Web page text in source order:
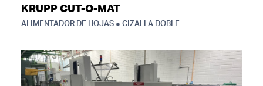
KRUPP CUT-O-MAT
ALIMENTADOR DE HOJAS ● CIZALLA DOBLE